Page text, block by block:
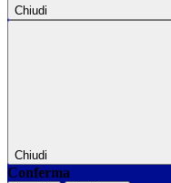
Chiudi
Chiudi
Conferma